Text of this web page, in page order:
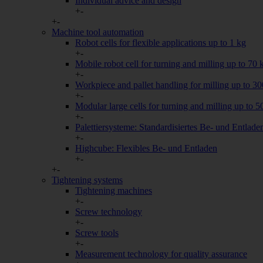
Cookie/Service
YouTube
+-
+-
Machine tool automation
Robot cells for flexible applications up to 1 kg
+-
Mobile robot cell for turning and milling up to 70
+-
Workpiece and pallet handling for milling up to
+-
Modular large cells for turning and milling up to
+-
Palettiersysteme: Standardisiertes Be- und
+-
Highcube: Flexibles Be- und Entladen
+-
+-
Tightening systems
Tightening machines
+-
Screw technology
+-
Screw tools
+-
Measurement technology for quality assurance